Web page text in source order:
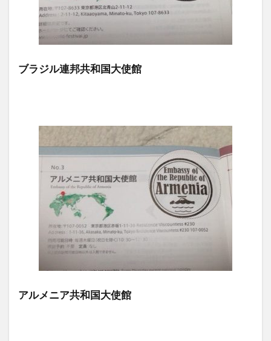
ブラジル連邦共和国大使館
アルメニア共和国大使館